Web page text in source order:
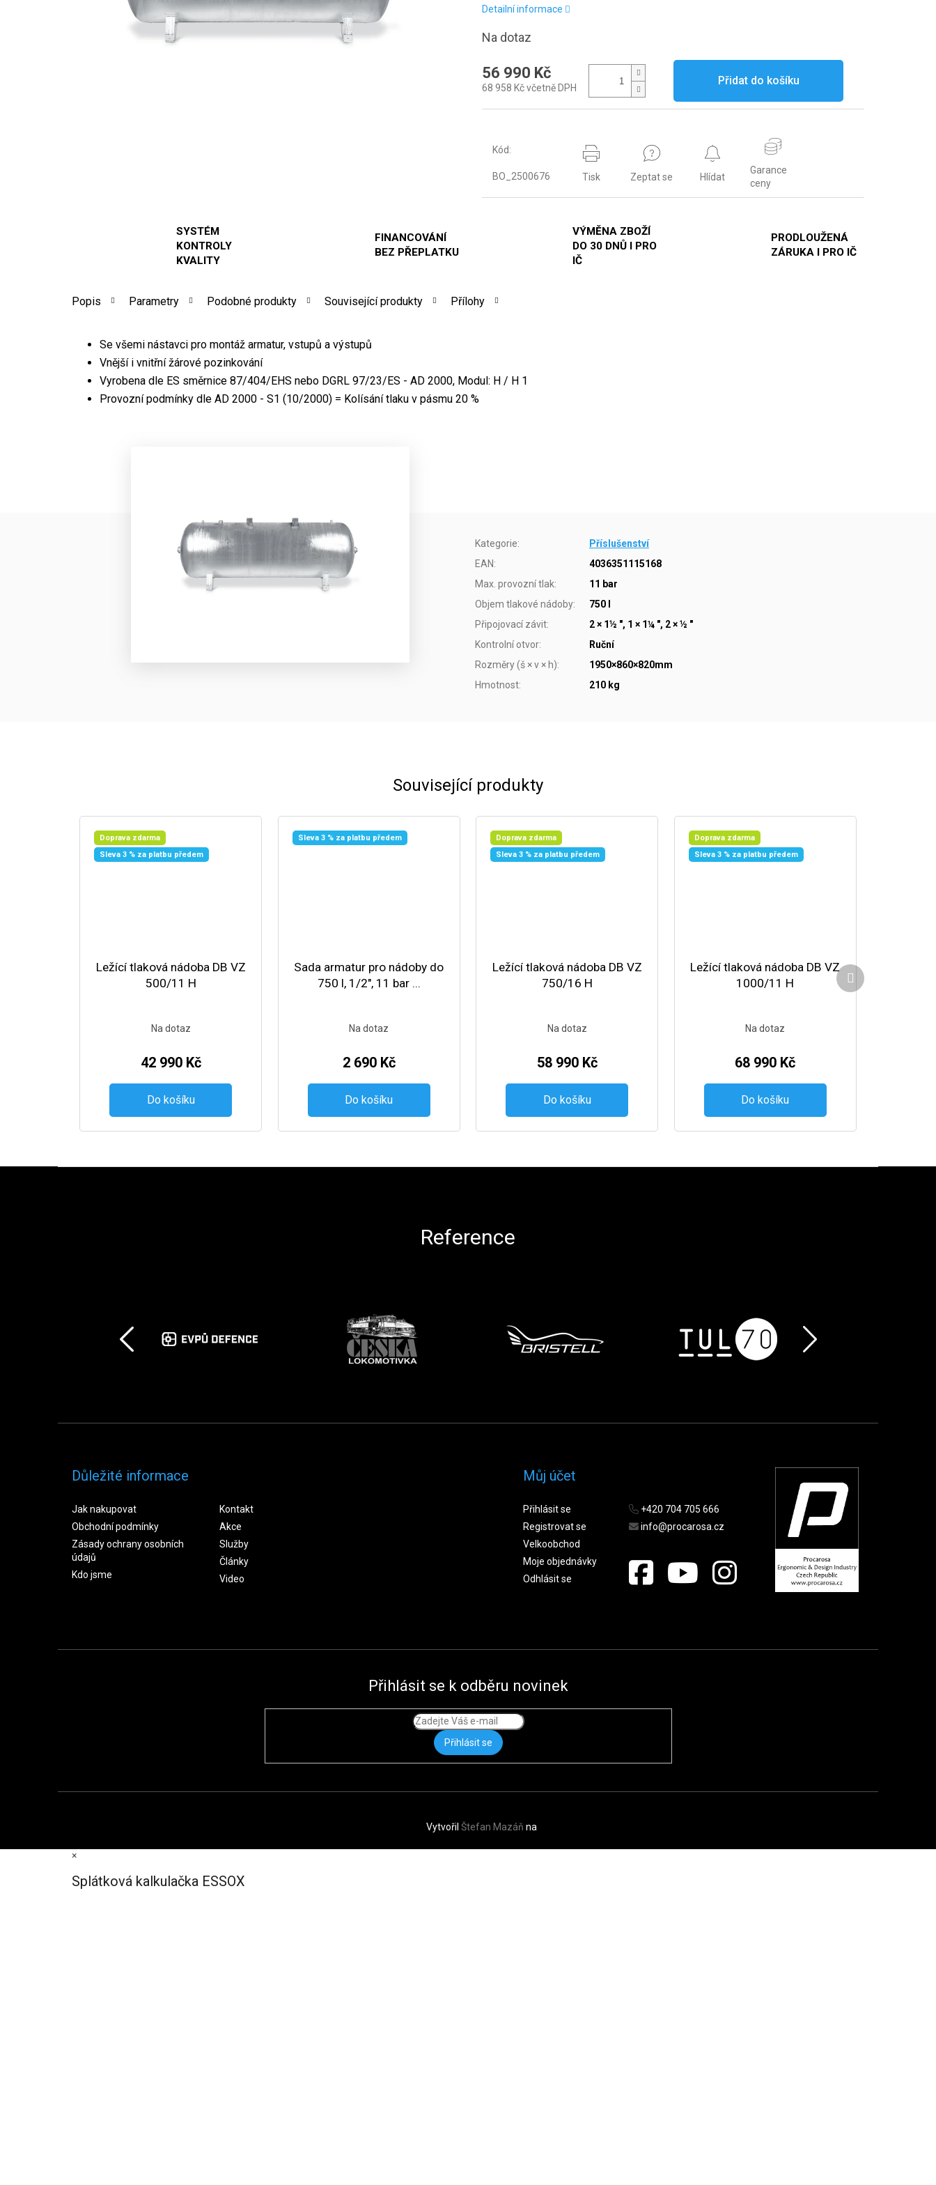
Detailní informace
Na dotaz
56 990 Kč
68 958 Kč včetně DPH
Přidat do košíku
Kód:
BO_2500676 Tisk Zeptat se Hlídat
Garance
ceny
SYSTÉM
KONTROLY
KVALITY
FINANCOVÁNÍ
BEZ PŘEPLATKU
VÝMĚNA ZBOŽÍ
DO 30 DNŮ I PRO
IČ
PRODLOUŽENÁ
ZÁRUKA I PRO IČ
Popis Parametry Podobné produkty Související produkty Přílohy
Se všemi nástavci pro montáž armatur, vstupů a výstupů
Vnější i vnitřní žárové pozinkování
Vyrobena dle ES směrnice 87/404/EHS nebo DGRL 97/23/ES - AD 2000, Modul: H / H 1
Provozní podmínky dle AD 2000 - S1 (10/2000) = Kolísání tlaku v pásmu 20 %
Kategorie:
Příslušenství
EAN:
4036351115168
Max. provozní tlak:
11 bar
Objem tlakové nádoby:
750 l
Připojovací závit:
2 × 1½ ", 1 × 1¼ ", 2 × ½ "
Kontrolní otvor:
Ruční
Rozměry (š × v × h):
1950×860×820mm
Hmotnost: 210 kg
Související produkty
Doprava zdarma
Sleva 3 % za platbu předem
Ležící tlaková nádoba DB VZ
500/11 H
Na dotaz
42 990 Kč
Do košíku
Sleva 3 % za platbu předem
Sada armatur pro nádoby do
750 l, 1/2", 11 bar ...
Na dotaz
2 690 Kč
Do košíku
Doprava zdarma
Sleva 3 % za platbu předem
Ležící tlaková nádoba DB VZ
750/16 H
Na dotaz
58 990 Kč
Do košíku
Doprava zdarma
Sleva 3 % za platbu předem
Ležící tlaková nádoba DB VZ
1000/11 H
Na dotaz
68 990 Kč
Do košíku
Další produkt
Reference
Důležité informace
Jak nakupovat
Obchodní podmínky
Zásady ochrany osobních
údajů
Kdo jsme
Kontakt
Akce
Služby
Články
Video
Můj účet
Přihlásit se
Registrovat se
Velkoobchod
Moje objednávky
Odhlásit se
+420 704 705 666
info@procarosa.cz
Přihlásit se k odběru novinek
Přihlásit se
Vytvořil Štefan Mazáň na
×
Splátková kalkulačka ESSOX